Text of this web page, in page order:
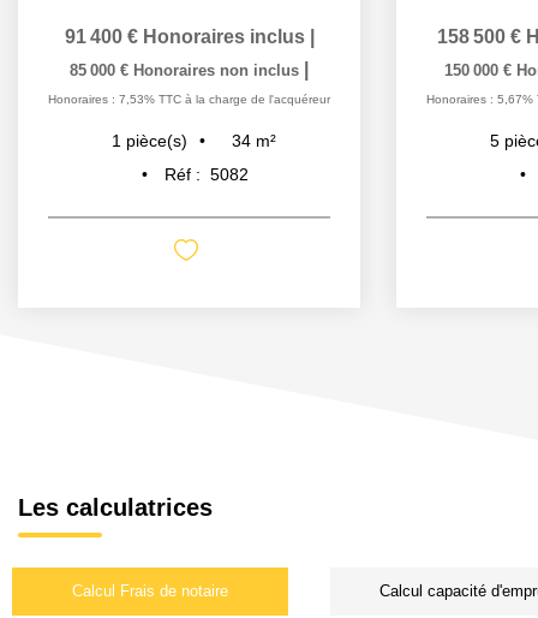
91 400 € Honoraires inclus
85 000 € Honoraires non inclus
Honoraires : 7,53% TTC à la charge de l'acquéreur
1 pièce(s) 34 m²
Réf : 5082
158 500 €
150 000 €
Honoraires : 5,67%
5
Les calculatrices
Calcul Frais de notaire Calcul capacité